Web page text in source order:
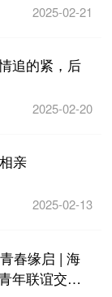
2025-02-21
追的紧，后
2025-02-20
亲
2025-02-13
春缘启 | 海
年联谊交友